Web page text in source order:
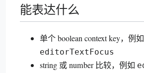
能表达什么
单个 boolean context key，例如
editorTextFocus
string 或 number 比较，例如